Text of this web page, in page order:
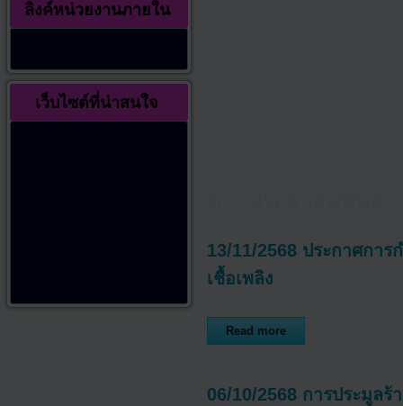
ลิงค์หน่วยงานภายใน
เว็บไซต์ที่น่าสนใจ
13/11/2568 ประกาศกา
เชื้อเพลิง
Read more
06/10/2568 การประมูลร้